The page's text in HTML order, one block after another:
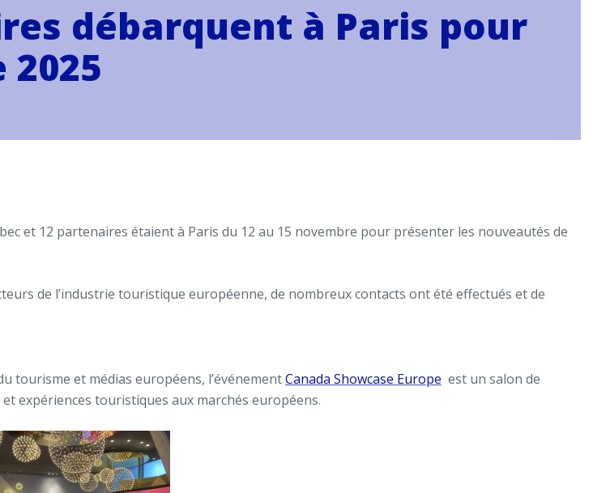
débarquent à Paris pour
2025
et 12 partenaires étaient à Paris du 12 au 15 novembre pour présenter les nouveautés de
de l’industrie touristique européenne, de nombreux contacts ont été effectués et de
tourisme et médias européens, l’événementCanada Showcase Europe est un salon de
expériences touristiques aux marchés européens.